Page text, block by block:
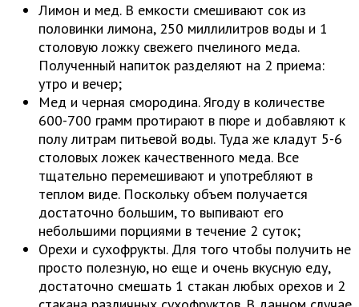
Лимон и мед. В емкости смешивают сок из
половинки лимона, 250 миллилитров воды и 1
столовую ложку свежего пчелиного меда.
Полученный напиток разделяют на 2 приема:
утро и вечер;
Мед и черная смородина. Ягоду в количестве
600-700 грамм протирают в пюре и добавляют к
полу литрам питьевой воды. Туда же кладут 5-6
столовых ложек качественного меда. Все
тщательно перемешивают и употребляют в
теплом виде. Поскольку объем получается
достаточно большим, то выпивают его
небольшими порциями в течение 2 суток;
Орехи и сухофрукты. Для того чтобы получить не
просто полезную, но еще и очень вкусную еду,
достаточно смешать 1 стакан любых орехов и 2